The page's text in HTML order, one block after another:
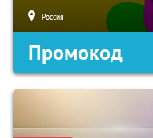
Россия
Промокод